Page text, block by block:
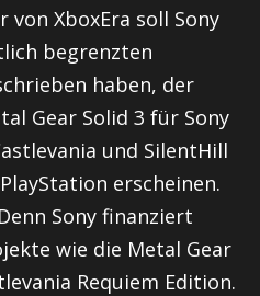
von XboxEra soll Sony
begrenzten
haben, der
Gear Solid 3 für Sony
und SilentHill
erscheinen.
Sony finanziert
wie die Metal Gear
Requiem Edition.